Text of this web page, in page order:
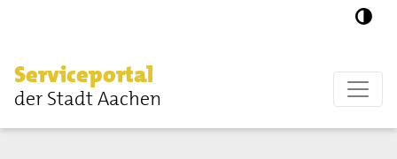
Serviceportal
der Stadt Aachen